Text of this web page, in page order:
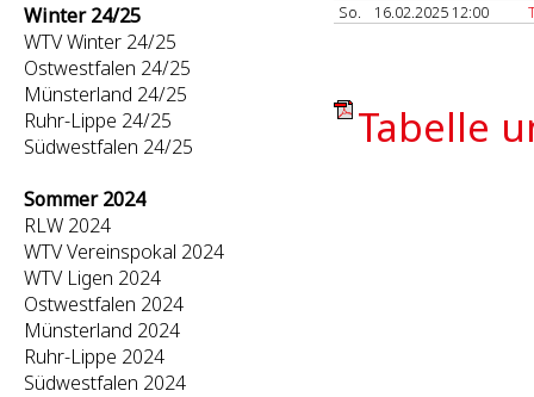
Winter 24/25
WTV Winter 24/25
Ostwestfalen 24/25
Münsterland 24/25
Ruhr-Lippe 24/25
Südwestfalen 24/25
Sommer 2024
RLW 2024
WTV Vereinspokal 2024
WTV Ligen 2024
Ostwestfalen 2024
Münsterland 2024
Ruhr-Lippe 2024
Südwestfalen 2024
So.
16.02.2025 12:00
Tabelle